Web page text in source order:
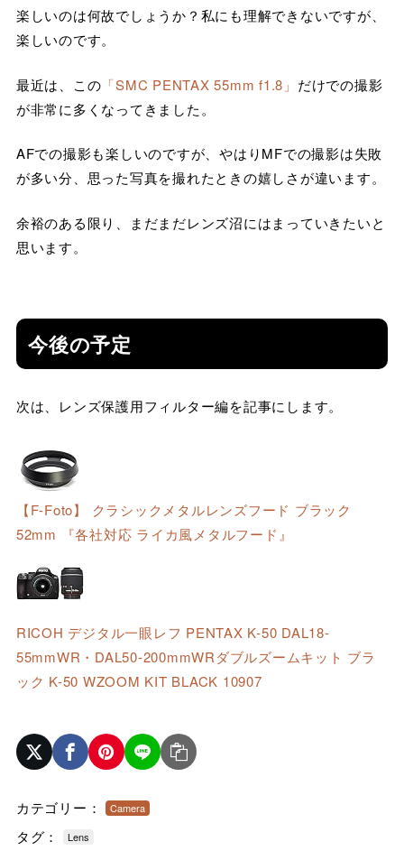
楽しいのは何故でしょうか？私にも理解できないですが、
楽しいのです。
最近は、この 「SMC PENTAX 55mm f1.8」 だけでの撮影
が非常に多くなってきました。
AFでの撮影も楽しいのですが、やはりMFでの撮影は失敗
が多い分、思った写真を撮れたときの嬉しさが違います。
余裕のある限り、まだまだレンズ沼にはまっていきたいと
思います。
今後の予定
次は、レンズ保護用フィルター編を記事にします。
【F-Foto】 クラシックメタルレンズフード ブラック
52mm 『各社対応 ライカ風メタルフード』
RICOH デジタル一眼レフ PENTAX K-50 DAL18-
55mmWR・DAL50-200mmWRダブルズームキット ブラ
ック K-50 WZOOM KIT BLACK 10907
カテゴリー： Camera
タグ： Lens